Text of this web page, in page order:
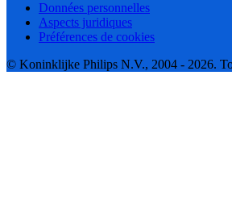
Données personnelles
Aspects juridiques
Préférences de cookies
© Koninklijke Philips N.V., 2004 - 2026.